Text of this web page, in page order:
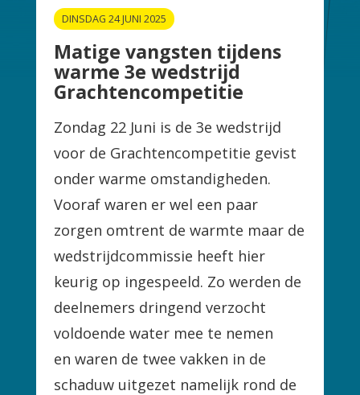
DINSDAG 24 JUNI 2025
Matige vangsten tijdens
warme 3e wedstrijd
Grachtencompetitie
Zondag 22 Juni is de 3e wedstrijd
voor de Grachtencompetitie gevist
onder warme omstandigheden.
Vooraf waren er wel een paar
zorgen omtrent de warmte maar de
wedstrijdcommissie heeft hier
keurig op ingespeeld. Zo werden de
deelnemers dringend verzocht
voldoende water mee te nemen
en waren de twee vakken in de
schaduw uitgezet namelijk rond de